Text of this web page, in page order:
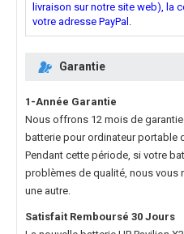
livraison sur notre site web), la
votre adresse PayPal.
Garantie
1-Année Garantie
Nous offrons 12 mois de
batterie pour ordinateur portable
Pendant cette période, si votre
problèmes de qualité, nous vous
une autre.
Satisfait Remboursé 30 Jours